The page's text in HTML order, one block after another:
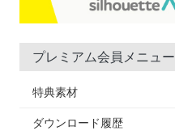
プレミアム会員メニュー
特典素材
ダウンロード履歴